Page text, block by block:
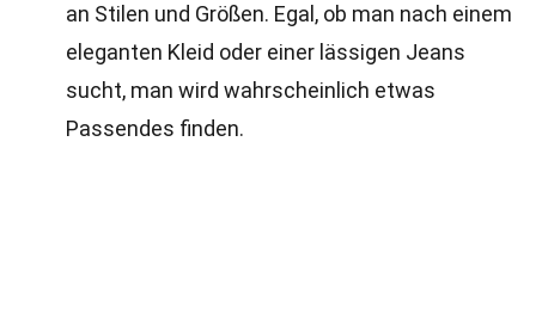
an Stilen und Größen. Egal, ob man nach einem
eleganten Kleid oder einer lässigen Jeans
sucht, man wird wahrscheinlich etwas
Passendes finden.